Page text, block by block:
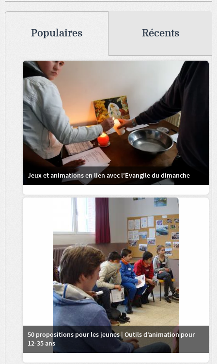
Populaires
Jeux et animations en lien avec l’Evangile du dimanche
50 propositions pour les jeunes | Outils d’animation pour
12-35 ans
Récents